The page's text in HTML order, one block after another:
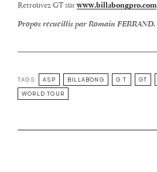
Retrouvez GT sur www.billabongpro.com
Propos recueillis par Romain FERRAND.
TAGS: ASP BILLABONG G.T GT
WORLD TOUR